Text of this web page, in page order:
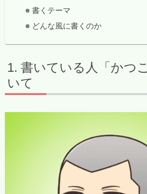
書くテーマ
どんな風に書くのか
書いている人「かつ
いて